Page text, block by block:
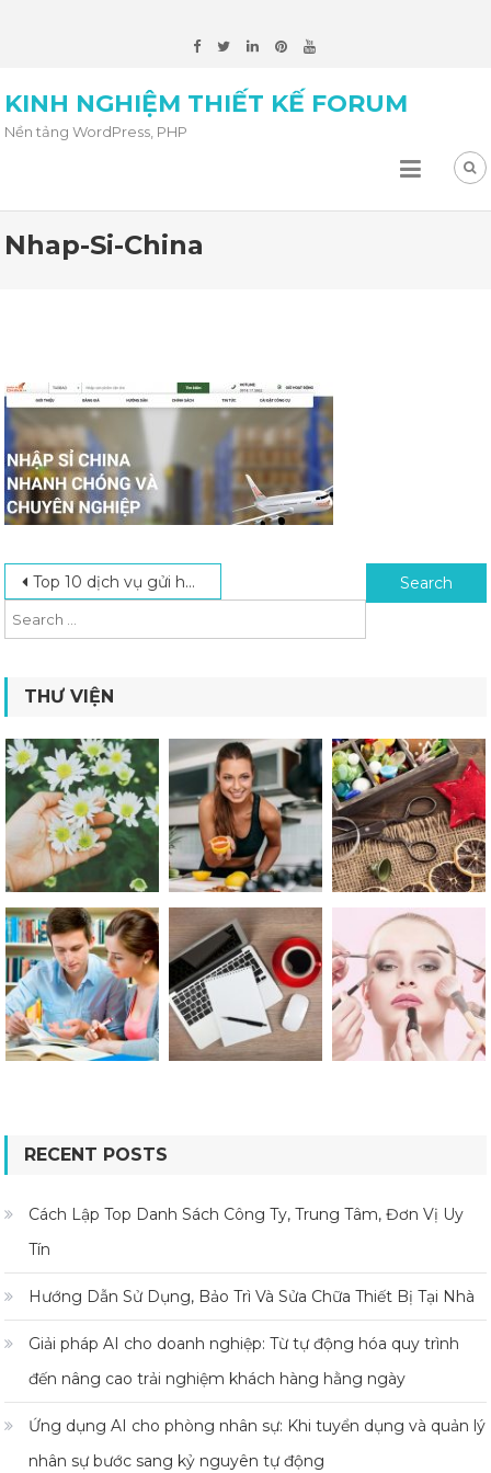
KINH NGHIỆM THIẾT KẾ FORUM
Nền tảng WordPress, PHP
Nhap-Si-China
Post navigation
Top 10 dịch vụ gửi hàng đi Trung Quốc giá rẻ chất lượng Search for:
THƯ VIỆN
RECENT POSTS
Cách Lập Top Danh Sách Công Ty, Trung Tâm, Đơn Vị Uy
Tín
Hướng Dẫn Sử Dụng, Bảo Trì Và Sửa Chữa Thiết Bị Tại Nhà
Giải pháp AI cho doanh nghiệp: Từ tự động hóa quy trình
đến nâng cao trải nghiệm khách hàng hằng ngày
Ứng dụng AI cho phòng nhân sự: Khi tuyển dụng và quản lý
nhân sự bước sang kỷ nguyên tự động